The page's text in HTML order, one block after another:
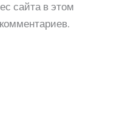
сайта в этом